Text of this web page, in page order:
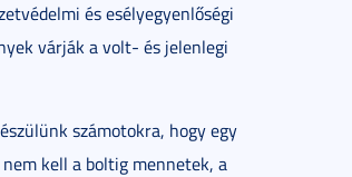
és esélyegyenlőségi
várják a volt- és jelenlegi
számotokra, hogy egy
kell a boltig mennetek, a